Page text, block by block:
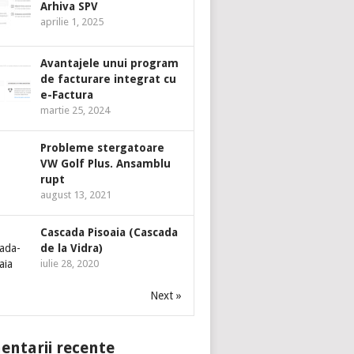
Arhiva SPV
aprilie 1, 2025
Avantajele unui program
de facturare integrat cu
e-Factura
martie 25, 2024
Probleme stergatoare
VW Golf Plus. Ansamblu
rupt
august 13, 2021
Cascada Pisoaia (Cascada
de la Vidra)
iulie 28, 2020
Next »
recente